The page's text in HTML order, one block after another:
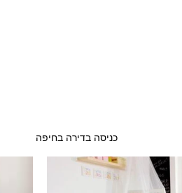
כניסה בדירה בחיפה